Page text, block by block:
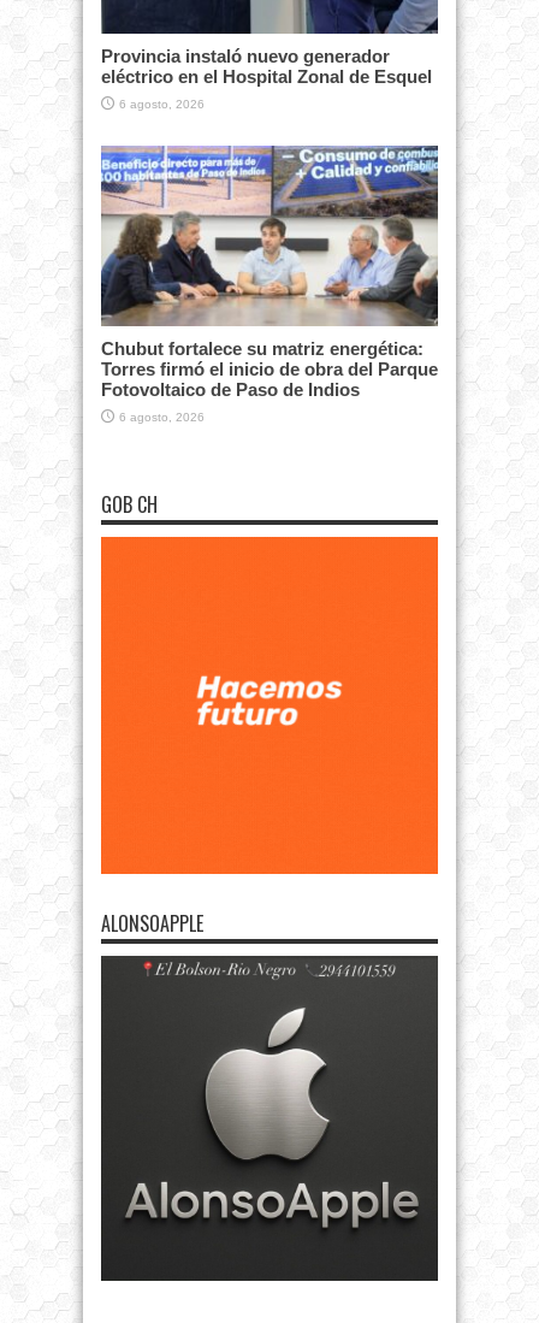
Provincia instaló nuevo generador
eléctrico en el Hospital Zonal de Esquel
6 agosto, 2026
Chubut fortalece su matriz energética:
Torres firmó el inicio de obra del Parque
Fotovoltaico de Paso de Indios
6 agosto, 2026
GOB CH
ALONSOAPPLE